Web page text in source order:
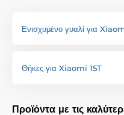
Ενισχυμένο γυαλί για
Θήκες για Xiaomi 15T
Προϊόντα με τις